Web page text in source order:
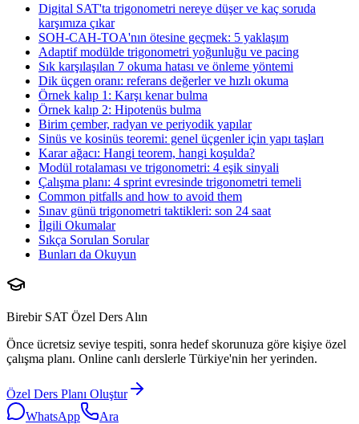
Digital SAT'ta trigonometri nereye düşer ve kaç soruda
karşımıza çıkar
SOH-CAH-TOA'nın ötesine geçmek: 5 yaklaşım
Adaptif modülde trigonometri yoğunluğu ve pacing
Sık karşılaşılan 7 okuma hatası ve önleme yöntemi
Dik üçgen oranı: referans değerler ve hızlı okuma
Örnek kalıp 1: Karşı kenar bulma
Örnek kalıp 2: Hipotenüs bulma
Birim çember, radyan ve periyodik yapılar
Sinüs ve kosinüs teoremi: genel üçgenler için yapı taşları
Karar ağacı: Hangi teorem, hangi koşulda?
Modül rotalaması ve trigonometri: 4 eşik sinyali
Çalışma planı: 4 sprint evresinde trigonometri temeli
Common pitfalls and how to avoid them
Sınav günü trigonometri taktikleri: son 24 saat
İlgili Okumalar
Sıkça Sorulan Sorular
Bunları da Okuyun
Birebir SAT Özel Ders Alın
Önce ücretsiz seviye tespiti, sonra hedef skorunuza göre kişiye özel
çalışma planı. Online canlı derslerle Türkiye'nin her yerinden.
Özel Ders Planı Oluştur
WhatsApp
Ara